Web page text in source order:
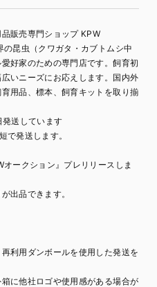
販売専門ショップ KPW
昆虫（クワガタ・カブトムシ中
好家のための専門店です。飼育初
いニーズにお応えします。国内外
用品、標本、飼育キットを取り揃
送しています
で発送します。
ークション』プレリリースしま
出品できます。
利用ダンボールを使用した発送を
に他社ロゴや使用感がある場合が